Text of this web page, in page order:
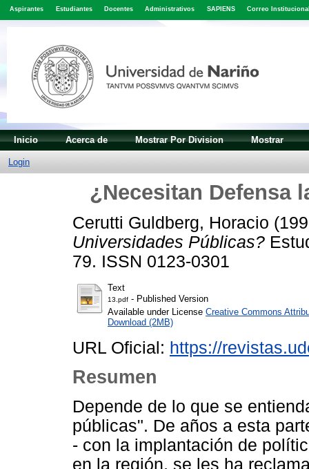
Aspirantes Estudiantes Docentes Administrativos SAPIENS Correo
Inicio Acerca de Mostrar Por Division Mostrar
Login
¿Necesitan Defensa
Cerutti Guldberg, Horacio
Universidades Públicas?
79. ISSN 0123-0301
Text
13.pdf - Published Version
Available under License Creative Commons
Download (2MB)
URL Oficial: https://
Resumen
Depende de lo que se
públicas". De años a esta
- con la implantación de
en la región, se les ha